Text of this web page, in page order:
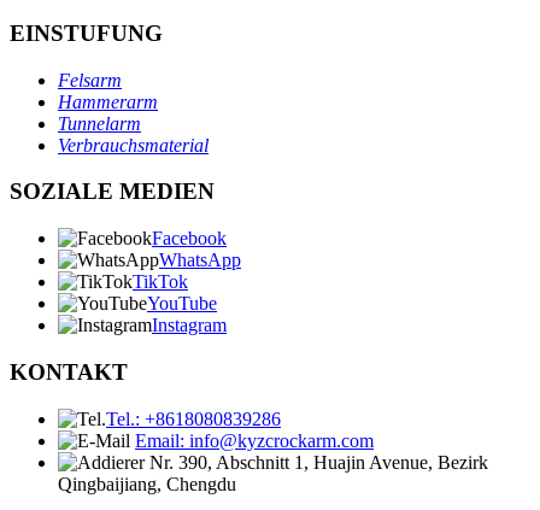
EINSTUFUNG
Felsarm
Hammerarm
Tunnelarm
Verbrauchsmaterial
SOZIALE MEDIEN
Facebook
WhatsApp
TikTok
YouTube
Instagram
KONTAKT
Tel.: +8618080839286
Email: info@kyzcrockarm.com
Nr. 390, Abschnitt 1, Huajin Avenue, Bezirk
Qingbaijiang, Chengdu